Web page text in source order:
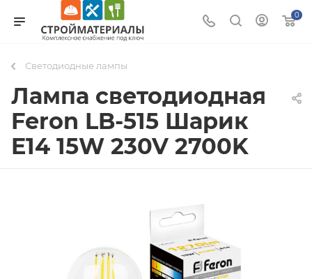
0
Светодиодные лампы
Лампа светодиодная
Feron LB-515 Шарик
E14 15W 230V 2700K